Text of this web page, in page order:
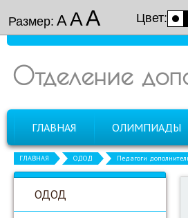
Размер: ААА Цвет:
Отделение
ГЛАВНАЯ ОЛИМПИАДЫ
ГЛАВНАЯ ОДОД Педагоги
ОДОД